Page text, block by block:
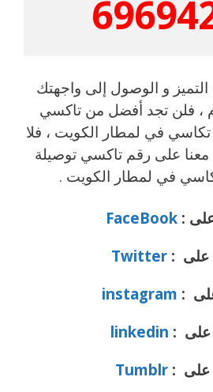
و الوصول إلى واجهتك
، فلن تجد أفضل من تاكسي
في لمطار الكويت ، فلا
معنا على رقم تاكسي توصيلة
في لمطار الكويت .
على :FaceBook
على : Twitter
على : instagram
على : linkedin
على :Tumblr